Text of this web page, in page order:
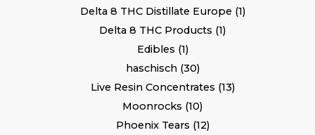
Delta 8 THC Distillate Europe 1
Delta 8 THC Products 1
Edibles 1
haschisch 30
Live Resin Concentrates 13
Moonrocks 10
Phoenix Tears 12